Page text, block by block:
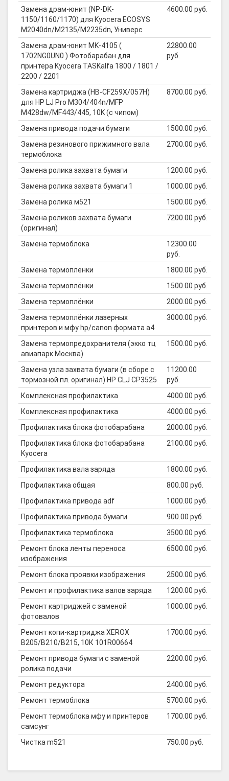
Замена драм-юнит (NP-DK-
1150/1160/1170) для Kyocera ECOSYS
M2040dn/M2135/M2235dn, Универс
4600.00 руб.
Замена драм-юнит MK-4105 (
1702NG0UN0 ) Фотобарабан для
принтера Kyocera TASKalfa 1800 / 1801 /
2200 / 2201
22800.00
руб.
Замена картриджа (HB-CF259X/057H)
для HP LJ Pro M304/404n/MFP
M428dw/MF443/445, 10K (с чипом)
8700.00 руб.
Замена привода подачи бумаги
1500.00 руб.
Замена резинового прижимного вала
термоблока
2700.00 руб.
Замена ролика захвата бумаги
1200.00 руб.
Замена ролика захвата бумаги 1
1000.00 руб.
Замена ролика м521
1500.00 руб.
Замена роликов захвата бумаги
(оригинал)
7200.00 руб.
Замена термоблока
12300.00
руб.
Замена термопленки
1800.00 руб.
Замена термоплёнки
1500.00 руб.
Замена термоплёнки
2000.00 руб.
Замена термоплёнки лазерных
принтеров и мфу hp/canon формата а4
3000.00 руб.
Замена термопредохранителя (экко тц
авиапарк Москва)
1500.00 руб.
Замена узла захвата бумаги (в сборе с
тормозной пл. оригинал) HP CLJ CP3525
11200.00
руб.
Комплексная профилактика
4000.00 руб.
Комплексная профилактика
4000.00 руб.
Профилактика блока фотобарабана
2000.00 руб.
Профилактика блока фотобарабана
Kyocera
2100.00 руб.
Профилактика вала заряда
1800.00 руб.
Профилактика общая
800.00 руб.
Профилактика привода adf
1000.00 руб.
Профилактика привода бумаги
900.00 руб.
Профилактика термоблока
3500.00 руб.
Ремонт блока ленты переноса
изображения
6500.00 руб.
Ремонт блока проявки изображения
2500.00 руб.
Ремонт и профилактика валов заряда
1200.00 руб.
Ремонт картриджей с заменой
фотовалов
1000.00 руб.
Ремонт копи-картриджа XEROX
B205/B210/B215, 10К 101R00664
1700.00 руб.
Ремонт привода бумаги с заменой
ролика подачи
2200.00 руб.
Ремонт редуктора
2400.00 руб.
Ремонт термоблока
5700.00 руб.
Ремонт термоблока мфу и принтеров
самсунг
1700.00 руб.
Чистка m521 750.00 руб.